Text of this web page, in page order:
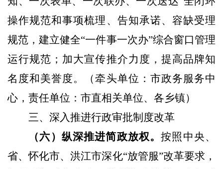
操作规范和事项梳理、告知承诺、容缺受理
规范，建立健全“一件事一次办”综合窗口管理
运行规范；加大宣传推介力度，提高品牌知
名度和美誉度。
（牵头单位：市政务服务中
心，责任单位：市直相关单位、各乡镇）
三、深入推进行政审批制度改革
（六）纵深推进简政放权。按照中央、
省、怀化市、洪江市深化“放管服”改革要求，